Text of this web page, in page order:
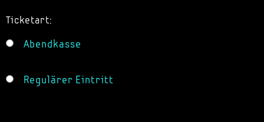
Ticketart:
Abendkasse
Regulärer Eintritt